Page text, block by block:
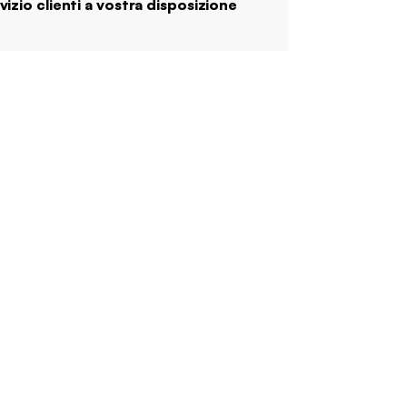
clienti a vostra disposizione